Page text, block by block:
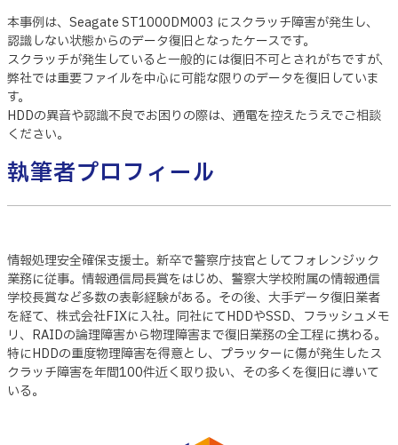
本事例は、Seagate ST1000DM003 にスクラッチ障害が発生し、
認識しない状態からのデータ復旧となったケースです。
スクラッチが発生していると一般的には復旧不可とされがちですが、
弊社では重要ファイルを中心に可能な限りのデータを復旧していま
す。
HDDの異音や認識不良でお困りの際は、通電を控えたうえでご相談
ください。
執筆者プロフィール
情報処理安全確保支援士。新卒で警察庁技官としてフォレンジック
業務に従事。情報通信局長賞をはじめ、警察大学校附属の情報通信
学校長賞など多数の表彰経験がある。その後、大手データ復旧業者
を経て、株式会社FIXに入社。同社にてHDDやSSD、フラッシュメモ
リ、RAIDの論理障害から物理障害まで復旧業務の全工程に携わる。
特にHDDの重度物理障害を得意とし、プラッターに傷が発生したス
クラッチ障害を年間100件近く取り扱い、その多くを復旧に導いて
いる。